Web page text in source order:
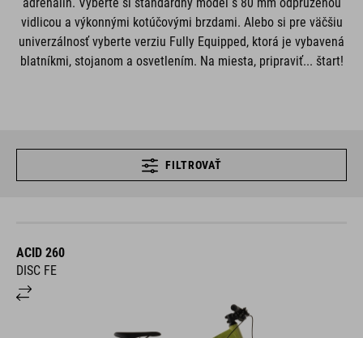
vidlicou a výkonnými kotúčovými brzdami. Alebo si pre väčšiu
univerzálnosť vyberte verziu Fully Equipped, ktorá je vybavená
blatníkmi, stojanom a osvetlením. Na miesta, pripraviť... štart!
FILTROVAŤ
ACID 260
DISC FE